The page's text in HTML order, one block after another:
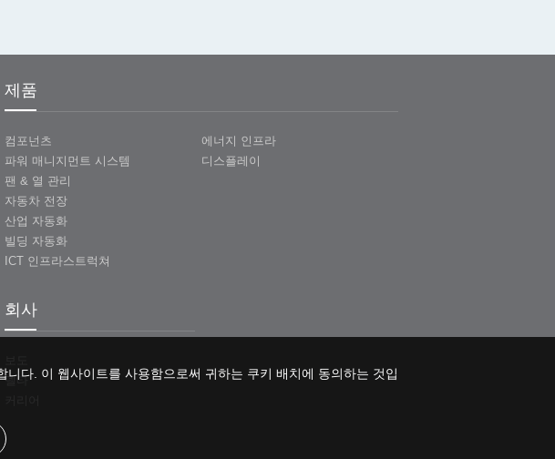
제품
컴포넌츠
파워 매니지먼트 시스템
팬 & 열 관리
자동차 전장
산업 자동화
빌딩 자동화
ICT 인프라스트럭쳐
에너지 인프라
디스플레이
회사
델타
다. 이 웹사이트를 사용함으로써 귀하는 쿠키 배치에 동의하는 것입